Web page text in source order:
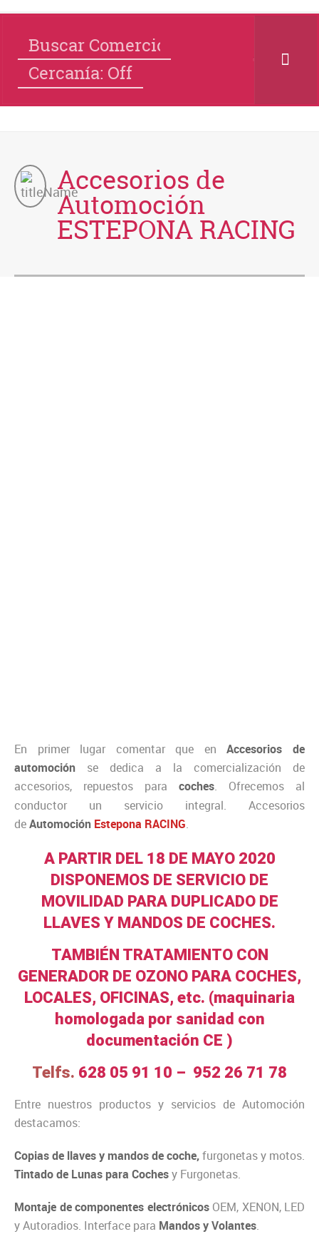
Cercanía: Off
Accesorios de
Automoción
ESTEPONA RACING
En primer lugar comentar que enAccesorios de
automoción se dedica a la comercialización de
accesorios, repuestos para coches. Ofrecemos al
conductor un servicio integral. Accesorios
deAutomoción Estepona RACING.
A PARTIR DEL 18 DE MAYO 2020
DISPONEMOS DE SERVICIO DE
MOVILIDAD PARA DUPLICADO DE
LLAVES Y MANDOS DE COCHES.
TAMBIÉN TRATAMIENTO CON
GENERADOR DE OZONO PARA COCHES,
LOCALES, OFICINAS, etc. (maquinaria
homologada por sanidad con
documentación CE )
Telfs. 628 05 91 10 – 952 26 71 78
Entre nuestros productos y servicios de Automoción
destacamos:
Copias de llaves y mandos de coche,furgonetas y motos.
Tintado de Lunas para Cochesy Furgonetas.
Montaje de componentes electrónicosOEM, XENON, LED
y Autoradios. Interface para Mandos y Volantes.